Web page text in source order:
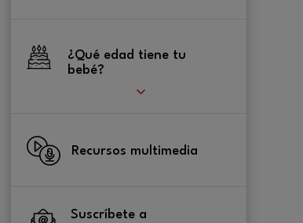
¿Qué edad tiene tu
bebé?
Recursos multimedia
Suscríbete a